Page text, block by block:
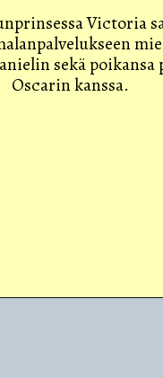
Victoria
sekä poikansa
Oscarin kanssa.